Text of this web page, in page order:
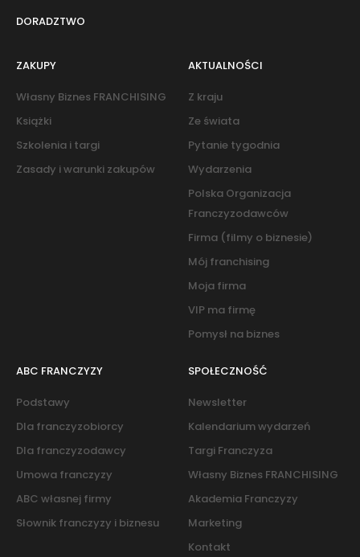
DORADZTWO
ZAKUPY
Własny Biznes FRANCHISING
Książki
Szkolenia i targi
Zasady i warunki zakupów
AKTUALNOŚCI
Z kraju
Ze świata
Pytanie tygodnia
Wydarzenia
Polska Organizacja
Franczyzodawców
Firma (filmy o biznesie)
Mój franchising
Moja firma
VIP ma firmę
Pomysł na biznes
ABC FRANCZYZY
Podstawy
Dla franczyzobiorcy
Dla franczyzodawcy
Umowa franczyzy
ABC własnej firmy
Słownik franczyzy i biznesu
SPOŁECZNOŚĆ
Newsletter
Kalendarium wydarzeń
Targi Franczyza
Własny Biznes FRANCHISING
Akademia Franczyzy
Marketing
Kontakt